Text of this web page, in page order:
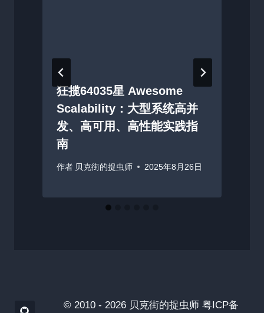
狂揽64035星 Awesome
Scalability：大型系统高并
发、高可用、高性能实践指
南
作者 贝克街的捉虫师 2025年8月26日
© 2010 - 2026 贝克街的捉虫师 粤ICP备